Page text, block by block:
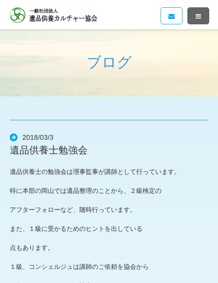
ブログ
2018/03/3
遺品供養士勉強会
遺品供養士の勉強会は理事監事が講師として行っています。
特に本部の岡山では遺品整理のことから、２級検定の
アフターフォローなど、随時行っています。
また、１級に受かるためのヒントを出している
点もあります。
１級、コンシェルジュは講師のご依頼を協会から